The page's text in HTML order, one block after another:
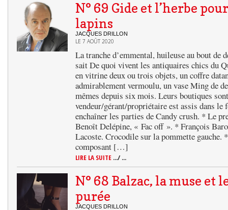
N° 69 Gide et l’herbe
lapins
JACQUES DRILLON
LE 7 AOÛT 2020
La tranche d’emmental, huileuse au bout de
sait De quoi vivent les antiquaires chics du
en vitrine deux ou trois objets, un coffre
admirablement vermoulu, un vase Ming de
mêmes depuis six mois. Leurs boutiques
vendeur/gérant/propriétaire est assis dans le
enchaîner les parties de Candy crush. * Le
Benoît Delépine, « Fac off ». * François
Lacoste. Crocodile sur la pommette gauche.
composant […]
LIRE LA SUITE .../ ...
N° 68 Balzac, la muse et
purée
JACQUES DRILLON